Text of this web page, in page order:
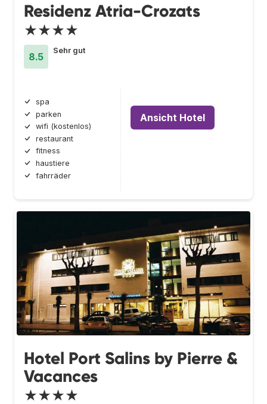
Residenz Atria-Crozats
★★★★
8.5
Sehr gut
spa
parken
wifi (kostenlos)
restaurant
fitness
haustiere
fahrräder
Ansicht Hotel
Hotel Port Salins by Pierre &
Vacances
★★★★